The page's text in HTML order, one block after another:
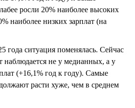
росли 20% наиболее высоких
наиболее низких зарплат (на
года ситуация поменялась. Сейчас
наблюдается не у медианных, а у
(+16,1% год к году). Самые
расти хуже, чем в среднем